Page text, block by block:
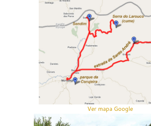
Ver mapa Google